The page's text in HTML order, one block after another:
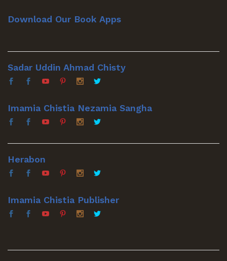
Download Our Book Apps
Sadar Uddin Ahmad Chisty
Imamia Chistia Nezamia Sangha
Herabon
Imamia Chistia Publisher